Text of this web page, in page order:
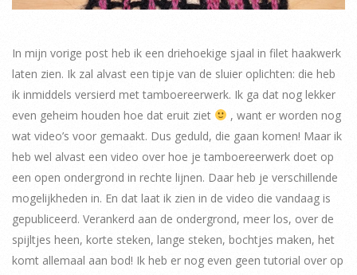
In mijn vorige post heb ik een driehoekige sjaal in filet haakwerk
laten zien. Ik zal alvast een tipje van de sluier oplichten: die heb
ik inmiddels versierd met tamboereerwerk. Ik ga dat nog lekker
even geheim houden hoe dat eruit ziet
, want er worden nog
wat video’s voor gemaakt. Dus geduld, die gaan komen! Maar ik
heb wel alvast een video over hoe je tamboereerwerk doet op
een open ondergrond in rechte lijnen. Daar heb je verschillende
mogelijkheden in. En dat laat ik zien in de video die vandaag is
gepubliceerd. Verankerd aan de ondergrond, meer los, over de
spijltjes heen, korte steken, lange steken, bochtjes maken, het
komt allemaal aan bod! Ik heb er nog even geen tutorial over op